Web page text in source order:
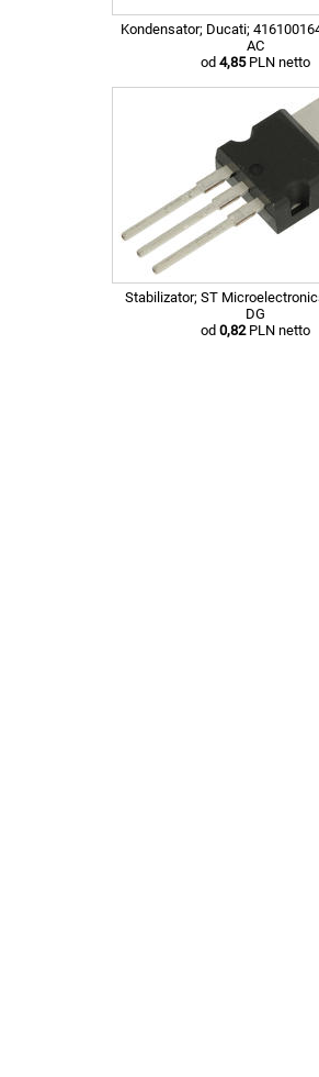
Kondensator; Ducati;
AC
od 4,85PLN netto
Stabilizator; ST
DG
od 0,82PLN netto